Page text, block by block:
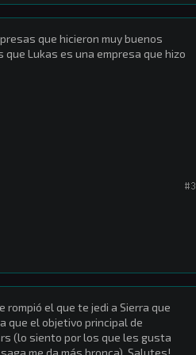
que hicieron muy buenos
Lukas es una empresa que hizo
#3
el que te jedi a Sierra que
que el objetivo principal de
(lo siento por los que les gusta
me da más bronca). Salutes!